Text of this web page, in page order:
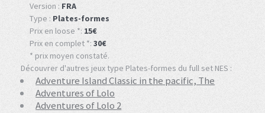
Version : FRA
Type : Plates-formes
Prix en loose *: 15€
Prix en complet *: 30€
* prix moyen constaté.
Découvrer d'autres jeux type Plates-formes du full set NES :
Adventure Island Classic in the pacific, The
Adventures of Lolo
Adventures of Lolo 2